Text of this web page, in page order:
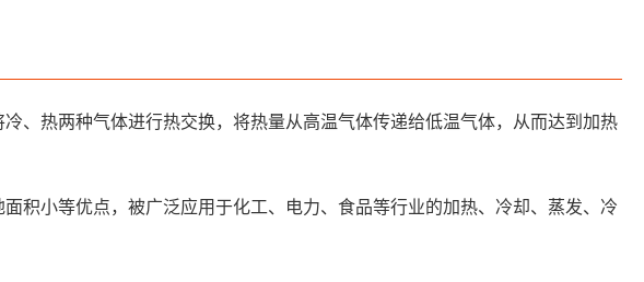
、热两种气体进行热交换，将热量从高温气体传递给低温气体，从而达到加热
积小等优点，被广泛应用于化工、电力、食品等行业的加热、冷却、蒸发、冷